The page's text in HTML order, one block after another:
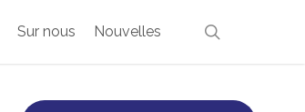
Sur nous Nouvelles